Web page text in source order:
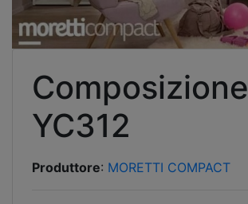
Composizione
YC312
Produttore: MORETTI COMPACT